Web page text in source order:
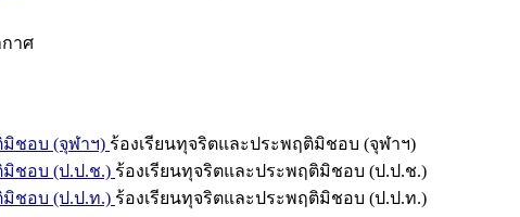
าศ
มิชอบ (จุฬาฯ) ร้องเรียนทุจริตและประพฤติมิชอบ (จุฬาฯ)
มิชอบ (ป.ป.ช.) ร้องเรียนทุจริตและประพฤติมิชอบ (ป.ป.ช.)
มิชอบ (ป.ป.ท.) ร้องเรียนทุจริตและประพฤติมิชอบ (ป.ป.ท.)